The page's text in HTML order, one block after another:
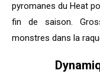
pyromanes du Heat
fin de saison.
monstres dans la